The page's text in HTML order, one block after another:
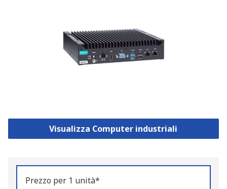
Visualizza Computer industriali
Prezzo per 1 unità*